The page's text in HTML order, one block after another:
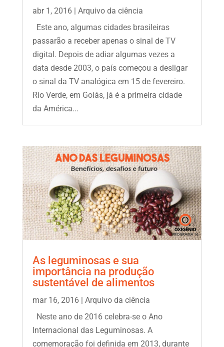
abr 1, 2016| Arquivo da ciência
Este ano, algumas cidades brasileiras
passarão a receber apenas o sinal de TV
digital. Depois de adiar algumas vezes a
data desde 2003, o país começou a desligar
o sinal da TV analógica em 15 de fevereiro.
Rio Verde, em Goiás, já é a primeira cidade
da América...
As leguminosas e sua
importância na produção
sustentável de alimentos
mar 16, 2016| Arquivo da ciência
Neste ano de 2016 celebra-se o Ano
Internacional das Leguminosas. A
comemoração foi definida em 2013, durante